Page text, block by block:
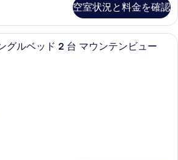
空室状況と料金を確認
ミニバー、セーフティボックス (室
グルベッド 2 台 マウンテンビュー